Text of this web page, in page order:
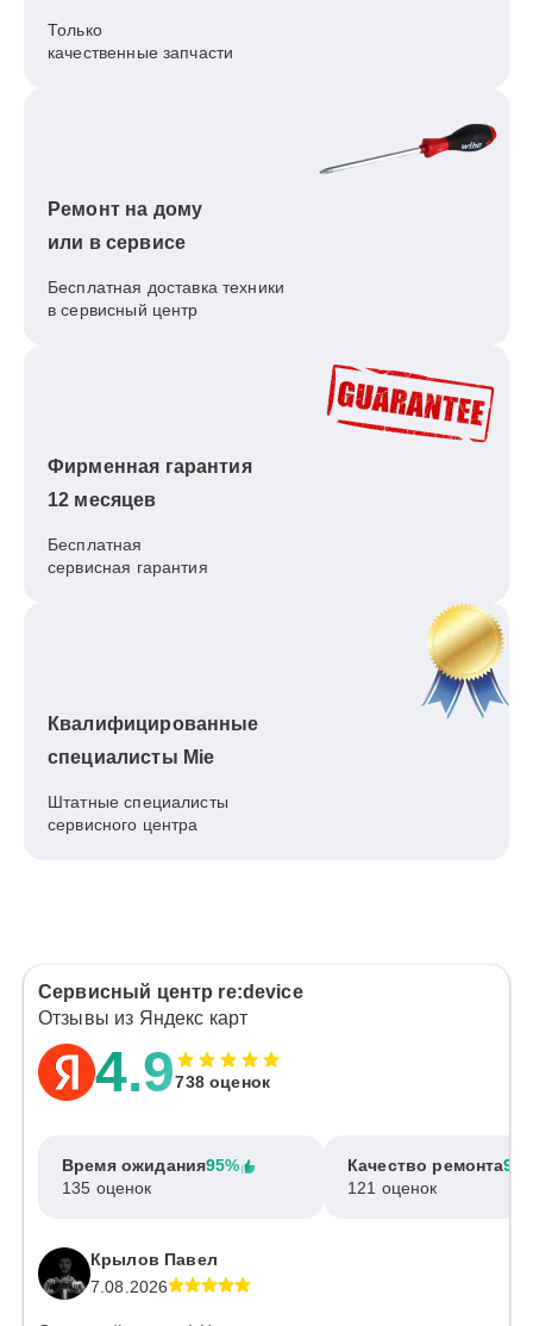
Только
качественные запчасти
Ремонт на дому
или в сервисе
Бесплатная доставка техники
в сервисный центр
Фирменная гарантия
12 месяцев
Бесплатная
сервисная гарантия
Квалифицированные
специалисты Mie
Штатные специалисты
сервисного центра
Сервисный центр re:device
Отзывы из Яндекс карт
4.9738 оценок
Время ожидания95%
135 оценок
Качество ремонта
121 оценок
Крылов Павел
7.08.2026